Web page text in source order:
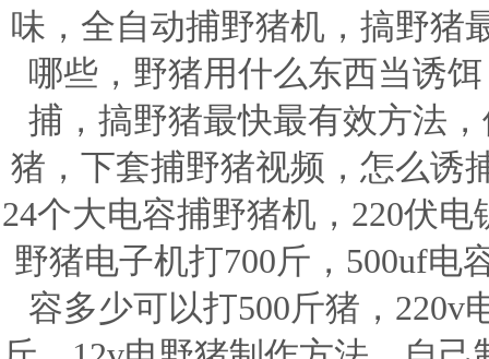
味，全自动捕野猪机，搞野猪
哪些，野猪用什么东西当诱
捕，搞野猪最快最有效方法
猪，下套捕野猪视频，怎么诱
24个大电容捕野猪机，220伏
野猪电子机打700斤，500uf电
容多少可以打500斤猪，220v